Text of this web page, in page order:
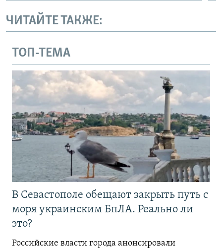
ЧИТАЙТЕ ТАКЖЕ:
ТОП-ТЕМА
В Севастополе обещают закрыть путь с
моря украинским БпЛА. Реально ли
это?
Российские власти города анонсировали